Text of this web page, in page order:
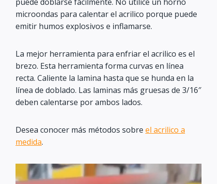
microondas para calentar el acrilico porque puede
emitir humos explosivos e inflamarse.
La mejor herramienta para enfriar el acrilico es el
brezo. Esta herramienta forma curvas en línea
recta. Caliente la lamina hasta que se hunda en la
línea de doblado. Las laminas más gruesas de 3/16″
deben calentarse por ambos lados.
Desea conocer más métodos sobre el acrilico a
medida.